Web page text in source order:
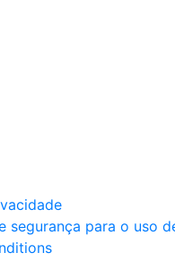
segurança para o uso